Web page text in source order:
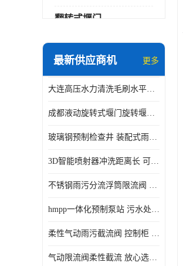
翻转式堰门
智能一体化雨水泵站
智能一体化供水泵房
智能一体化净水设备
最新供应商机 更多
大连高压水力清洗毛刷水平自清洁滚刷 水力自动冲洗系统 水力清洗
成都液动旋转式堰门旋转堰门 自动控制 SUS304
玻璃钢预制检查井 装配式雨水污水井 初期弃流井 源头厂家
3D智能喷射器冲洗距离长 可270度旋转 高强度水压远距离喷洗
不锈钢雨污分流浮筒限流阀 DN150-DN1000 品质可信
hmpp一体化预制泵站 污水处理系统 乡镇学校市政排水 厂家供应
柔性气动雨污截流阀 控制柜 远程控制安全性高检修方便
气动限流阀柔性截流 放心选购 控源截污铭源环保